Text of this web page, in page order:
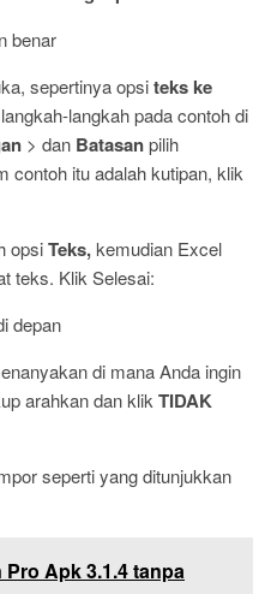
sepertinya opsiteks ke
langkah pada contoh di
> dan Batasanpilih
contoh itu adalah kutipan, klik
opsiTeks,kemudian Excel
teks. Klik Selesai:
di mana Anda ingin
arahkan dan klik TIDAK
seperti yang ditunjukkan
Apk 3.1.4 tanpa